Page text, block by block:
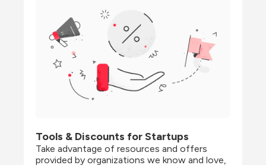
Tools & Discounts for Startups
Take advantage of resources and offers
provided by organizations we know and love,